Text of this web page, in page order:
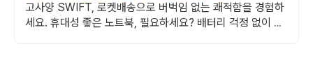
고사양 SWIFT, 로켓배송으로 버벅임 없는 쾌적함을 경험하
세요. 휴대성 좋은 노트북, 필요하세요? 배터리 걱정 없이 쿠